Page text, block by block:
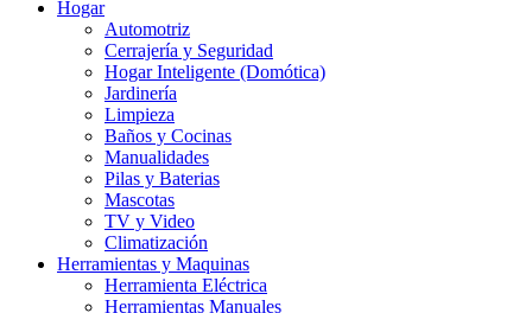
Hogar
Automotriz
Cerrajería y Seguridad
Hogar Inteligente (Domótica)
Jardinería
Limpieza
Baños y Cocinas
Manualidades
Pilas y Baterias
Mascotas
TV y Video
Climatización
Herramientas y Maquinas
Herramienta Eléctrica
Herramientas Manuales